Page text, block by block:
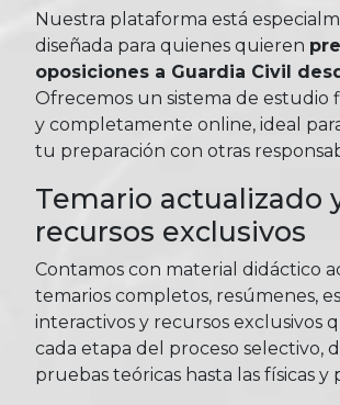
Nuestra plataforma está
diseñada para quienes quieren
oposiciones a Guardia Civil
Ofrecemos un sistema de estudio
y completamente online, ideal
tu preparación con otras
Temario actualizado
recursos exclusivos
Contamos con material didáctico
temarios completos, resúmenes,
interactivos y recursos exclusivos
cada etapa del proceso selectivo,
pruebas teóricas hasta las físicas y